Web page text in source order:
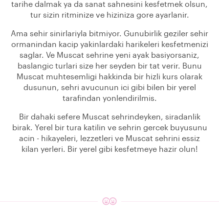
tarihe dalmak ya da sanat sahnesini kesfetmek olsun,
tur sizin ritminize ve hiziniza gore ayarlanir.
Ama sehir sinirlariyla bitmiyor. Gunubirlik geziler sehir
ormanindan kacip yakinlardaki harikeleri kesfetmenizi
saglar. Ve Muscat sehrine yeni ayak basiyorsaniz,
baslangic turlari size her seyden bir tat verir. Bunu
Muscat muhtesemligi hakkinda bir hizli kurs olarak
dusunun, sehri avucunun ici gibi bilen bir yerel
tarafindan yonlendirilmis.
Bir dahaki sefere Muscat sehrindeyken, siradanlik
birak. Yerel bir tura katilin ve sehrin gercek buyusunu
acin - hikayeleri, lezzetleri ve Muscat sehrini essiz
kilan yerleri. Bir yerel gibi kesfetmeye hazir olun!